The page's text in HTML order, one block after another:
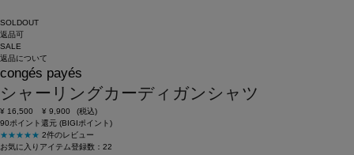
SOLDOUT
返品可
SALE
返品について
congés payés
シャーリングカーディガンシャツ
¥ 16,500 ¥ 9,900
(税込)
90ポイント還元 (BIGIポイント)
★★★★★ 2件のレビュー
お気に入りアイテム登録数： 22